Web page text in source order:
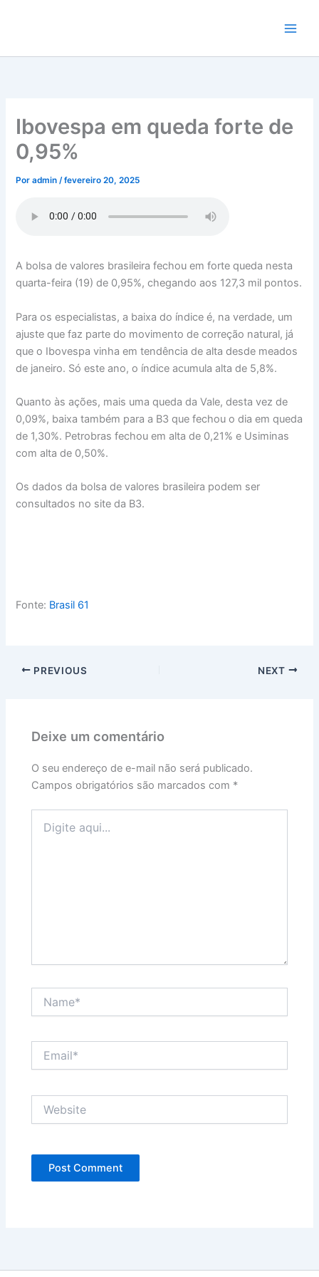
conteúdo
Ibovespa em queda forte de
0,95%
Poradmin/fevereiro 20, 2025
A bolsa de valores brasileira fechou em forte queda nesta
quarta-feira (19) de 0,95%, chegando aos 127,3 mil pontos.
Para os especialistas, a baixa do índice é, na verdade, um
ajuste que faz parte do movimento de correção natural, já
que o Ibovespa vinha em tendência de alta desde meados
de janeiro. Só este ano, o índice acumula alta de 5,8%.
Quanto às ações, mais uma queda da Vale, desta vez de
0,09%, baixa também para a B3 que fechou o dia em queda
de 1,30%. Petrobras fechou em alta de 0,21% e Usiminas
com alta de 0,50%.
Os dados da bolsa de valores brasileira podem ser
consultados no site da B3.
Fonte: Brasil 61
PREVIOUS NEXT
Deixe um comentário
O seu endereço de e-mail não será publicado.
Campos obrigatórios são marcados com *
aqui...